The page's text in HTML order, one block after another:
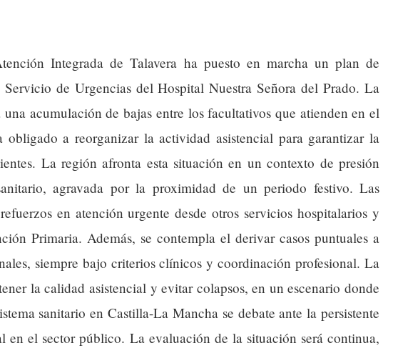
Integrada de Talavera ha puesto en marcha un plan de
de Urgencias del Hospital Nuestra Señora del Prado. La
una acumulación de bajas entre los facultativos que atienden en el
a reorganizar la actividad asistencial para garantizar la
La región afronta esta situación en un contexto de presión
agravada por la proximidad de un periodo festivo. Las
en atención urgente desde otros servicios hospitalarios y
Primaria. Además, se contempla el derivar casos puntuales a
siempre bajo criterios clínicos y coordinación profesional. La
la calidad asistencial y evitar colapsos, en un escenario donde
sanitario en Castilla-La Mancha se debate ante la persistente
en el sector público. La evaluación de la situación será continua,